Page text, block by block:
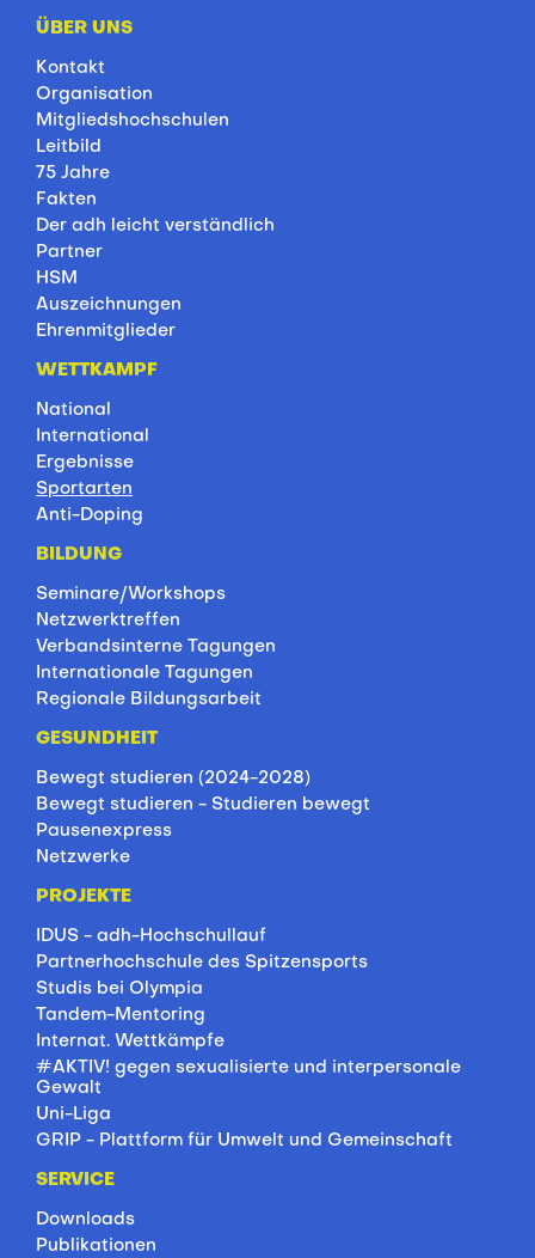
ÜBER UNS
Kontakt
Organisation
Mitgliedshochschulen
Leitbild
75 Jahre
Fakten
Der adh leicht verständlich
Partner
HSM
Auszeichnungen
Ehrenmitglieder
WETTKAMPF
National
International
Ergebnisse
Sportarten
Anti-Doping
BILDUNG
Seminare/Workshops
Netzwerktreffen
Verbandsinterne Tagungen
Internationale Tagungen
Regionale Bildungsarbeit
GESUNDHEIT
Bewegt studieren (2024-2028)
Bewegt studieren - Studieren bewegt
Pausenexpress
Netzwerke
PROJEKTE
IDUS - adh-Hochschullauf
Partnerhochschule des Spitzensports
Studis bei Olympia
Tandem-Mentoring
Internat. Wettkämpfe
#AKTIV! gegen sexualisierte und interpersonale
Gewalt
Uni-Liga
GRIP - Plattform für Umwelt und Gemeinschaft
SERVICE
Downloads
Publikationen